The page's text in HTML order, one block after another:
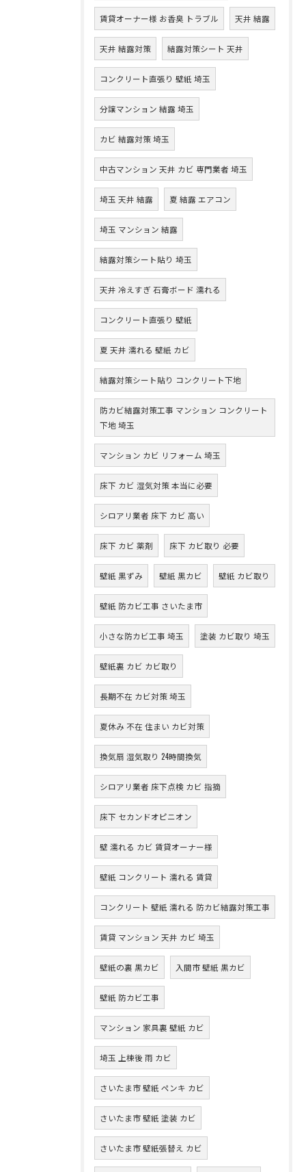
賃貸オーナー様 お香臭 トラブル 天井 結露
天井 結露対策 結露対策シート 天井
コンクリート直張り 壁紙 埼玉
分譲マンション 結露 埼玉
カビ 結露対策 埼玉
中古マンション 天井 カビ 専門業者 埼玉
埼玉 天井 結露 夏 結露 エアコン
埼玉 マンション 結露
結露対策シート貼り 埼玉
天井 冷えすぎ 石膏ボード 濡れる
コンクリート直張り 壁紙
夏 天井 濡れる 壁紙 カビ
結露対策シート貼り コンクリート下地
防カビ結露対策工事 マンション コンクリート
下地 埼玉
マンション カビ リフォーム 埼玉
床下 カビ 湿気対策 本当に必要
シロアリ業者 床下 カビ 高い
床下 カビ 薬剤 床下 カビ取り 必要
壁紙 黒ずみ 壁紙 黒カビ 壁紙 カビ取り
壁紙 防カビ工事 さいたま市
小さな防カビ工事 埼玉 塗装 カビ取り 埼玉
壁紙裏 カビ カビ取り
長期不在 カビ対策 埼玉
夏休み 不在 住まい カビ対策
換気扇 湿気取り 24時間換気
シロアリ業者 床下点検 カビ 指摘
床下 セカンドオピニオン
壁 濡れる カビ 賃貸オーナー様
壁紙 コンクリート 濡れる 賃貸
コンクリート 壁紙 濡れる 防カビ結露対策工事
賃貸 マンション 天井 カビ 埼玉
壁紙の裏 黒カビ 入間市 壁紙 黒カビ
壁紙 防カビ工事
マンション 家具裏 壁紙 カビ
埼玉 上棟後 雨 カビ
さいたま市 壁紙 ペンキ カビ
さいたま市 壁紙 塗装 カビ
さいたま市 壁紙張替え カビ